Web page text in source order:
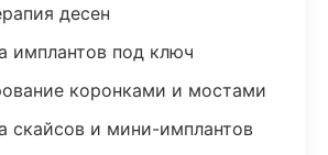
десен
имплантов под ключ
коронками и мостами
скайсов и мини-имплантов